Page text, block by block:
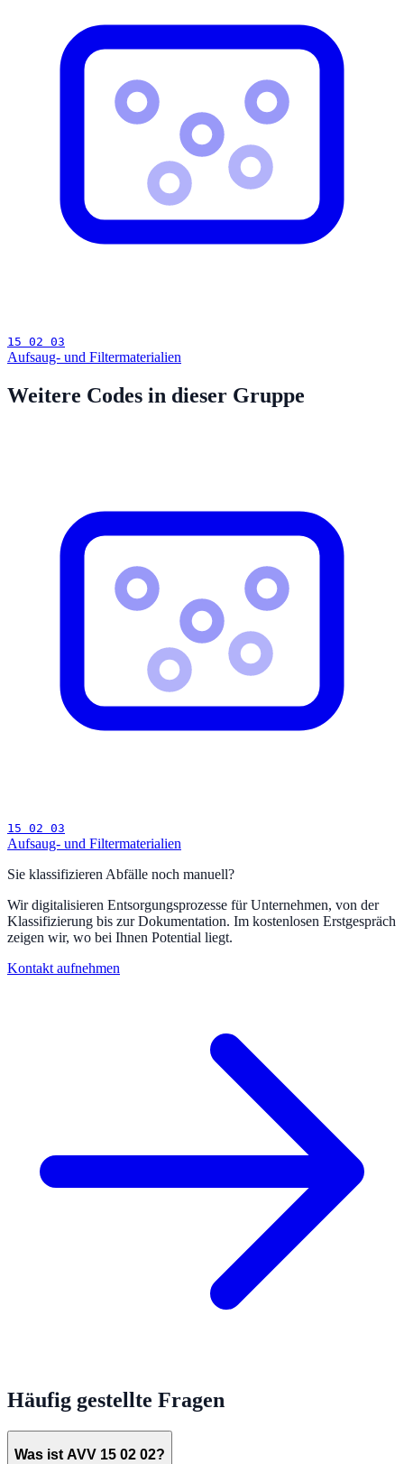
15 02 03
Aufsaug- und Filtermaterialien
Weitere Codes in dieser Gruppe
15 02 03
Aufsaug- und Filtermaterialien
Sie klassifizieren Abfälle noch manuell?
Wir digitalisieren Entsorgungsprozesse für Unternehmen, von der
Klassifizierung bis zur Dokumentation. Im kostenlosen Erstgespräch
zeigen wir, wo bei Ihnen Potential liegt.
Kontakt aufnehmen
Häufig gestellte Fragen
Was ist AVV 15 02 02?